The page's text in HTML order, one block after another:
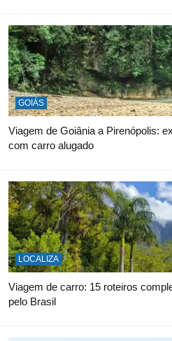
Viagem de Goiânia a Pirenópolis:
com carro alugado
GOIÁS
Viagem de carro: 15 roteiros
pelo Brasil
LOCALIZA